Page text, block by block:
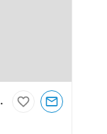
坪工場